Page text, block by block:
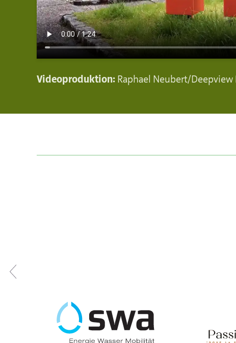
Videoproduktion: Raphael Neubert/Deepview